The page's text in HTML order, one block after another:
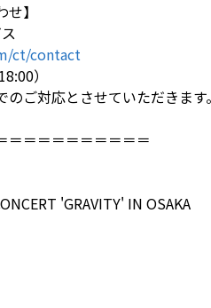
】
ct/contact
）
ご対応とさせていただきます。
＝＝＝＝＝＝＝＝＝＝
'GRAVITY' IN OSAKA